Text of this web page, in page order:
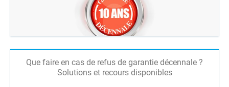
Que faire en cas de refus de garantie décennale ?
Solutions et recours disponibles